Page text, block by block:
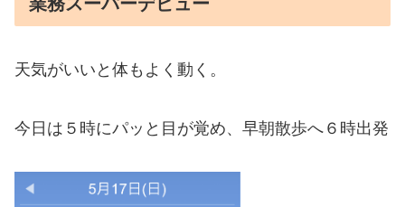
天気がいいと体もよく動く。
今日は５時にパッと目が覚め、早朝散歩へ６時出発